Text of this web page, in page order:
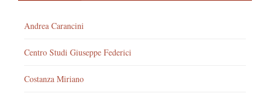
Andrea Carancini
Centro Studi Giuseppe Federici
Costanza Miriano